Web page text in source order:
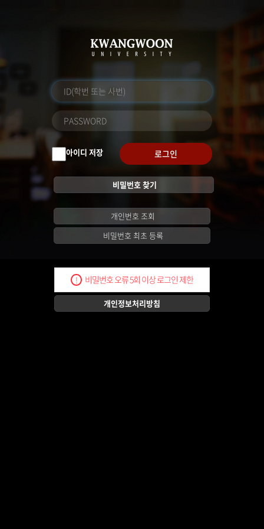
아이디 저장 로그인
비밀번호 찾기
개인번호 조회
비밀번호 최초 등록
! 비밀번호 오류 5회 이상 로그인 제한
개인정보처리방침